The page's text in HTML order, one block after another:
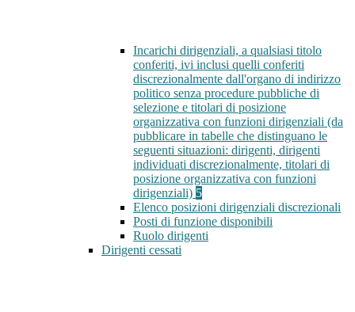
Incarichi dirigenziali, a qualsiasi titolo
conferiti, ivi inclusi quelli conferiti
discrezionalmente dall'organo di indirizzo
politico senza procedure pubbliche di
selezione e titolari di posizione
organizzativa con funzioni dirigenziali (da
pubblicare in tabelle che distinguano le
seguenti situazioni: dirigenti, dirigenti
individuati discrezionalmente, titolari di
posizione organizzativa con funzioni
dirigenziali) 5
Elenco posizioni dirigenziali discrezionali
Posti di funzione disponibili
Ruolo dirigenti
Dirigenti cessati